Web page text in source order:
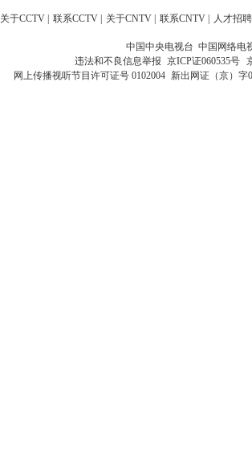
关于CCTV | 联系CCTV | 关于CNTV | 联系CNTV | 人才招聘
中国中央电视台 中国网络电
违法和不良信息举报 京ICP证060535号
网上传播视听节目许可证号 0102004 新出网证（京）